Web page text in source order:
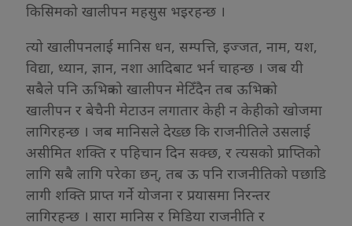
किसिमको खालीपन महसुस भइरहन्छ ।
त्यो खालीपनलाई मानिस धन, सम्पत्ति, इज्जत, नाम, यश,
विद्या, ध्यान, ज्ञान, नशा आदिबाट भर्न चाहन्छ । जब यी
सबैले पनि ऊभित्रको खालीपन मेटिँदैन तब ऊभित्रको
खालीपन र बेचैनी मेटाउन लगातार केही न केहीको खोजमा
लागिरहन्छ । जब मानिसले देख्छ कि राजनीतिले उसलाई
असीमित शक्ति र पहिचान दिन सक्छ, र त्यसको प्राप्तिको
लागि सबै लागि परेका छन्, तब ऊ पनि राजनीतिको पछाडि
लागी शक्ति प्राप्त गर्ने योजना र प्रयासमा निरन्तर
लागिरहन्छ । सारा मानिस र मिडिया राजनीति र